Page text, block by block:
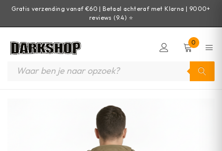
Gratis verzending vanaf €60 | Betaal achteraf met Klarna | 9000+
reviews (9.4) ⭐
0